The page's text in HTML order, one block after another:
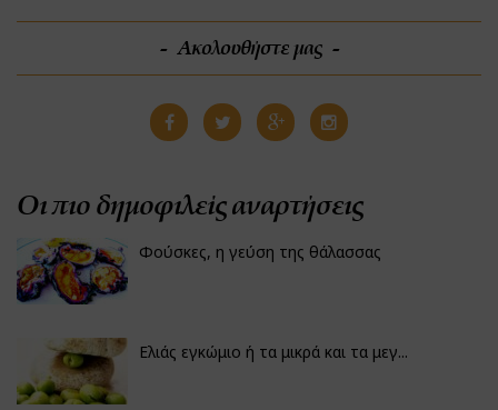
Ακολουθήστε μας
Οι πιο δημοφιλείς αναρτήσεις
Φούσκες, η γεύση της θάλασσας
Ελιάς εγκώμιο ή τα μικρά και τα μεγ...